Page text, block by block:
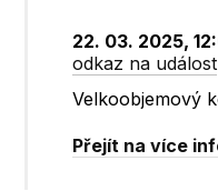
22. 03. 2025,
odkaz na událost
Velkoobjemový
Přejít na více